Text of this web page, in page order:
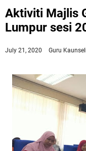
Aktiviti Majlis
Lumpur sesi
July 21, 2020 Guru